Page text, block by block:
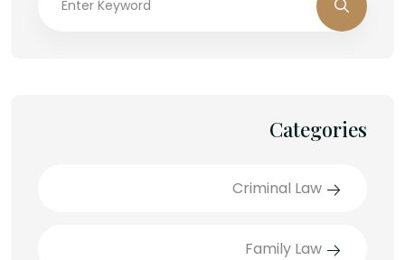
Categories
Criminal Law
Family Law